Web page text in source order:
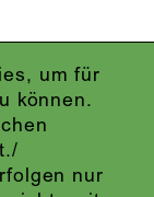
um für
können.
nur